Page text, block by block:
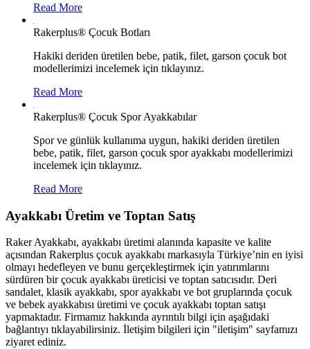
Read More
Rakerplus® Çocuk Botları
Hakiki deriden üretilen bebe, patik, filet, garson çocuk bot
modellerimizi incelemek için tıklayınız.
Read More
Rakerplus® Çocuk Spor Ayakkabılar
Spor ve günlük kullanıma uygun, hakiki deriden üretilen
bebe, patik, filet, garson çocuk spor ayakkabı modellerimizi
incelemek için tıklayınız.
Read More
Ayakkabı Üretim ve Toptan Satış
Raker Ayakkabı, ayakkabı üretimi alanında kapasite ve kalite
açısından Rakerplus çocuk ayakkabı markasıyla Türkiye’nin en iyisi
olmayı hedefleyen ve bunu gerçekleştirmek için yatırımlarını
sürdüren bir çocuk ayakkabı üreticisi ve toptan satıcısıdır. Deri
sandalet, klasik ayakkabı, spor ayakkabı ve bot gruplarında çocuk
ve bebek ayakkabısı üretimi ve çocuk ayakkabı toptan satışı
yapmaktadır. Firmamız hakkında ayrıntılı bilgi için aşağıdaki
bağlantıyı tıklayabilirsiniz. İletişim bilgileri için "iletişim" sayfamızı
ziyaret ediniz.